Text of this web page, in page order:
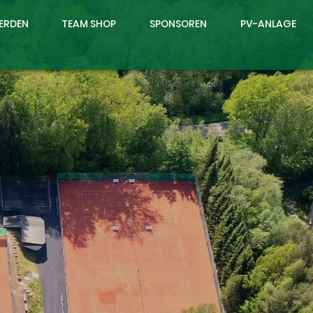
TEAM SHOP SPONSOREN PV-ANLAGE